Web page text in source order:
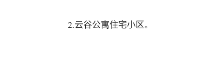
2.云谷公寓住宅小区。